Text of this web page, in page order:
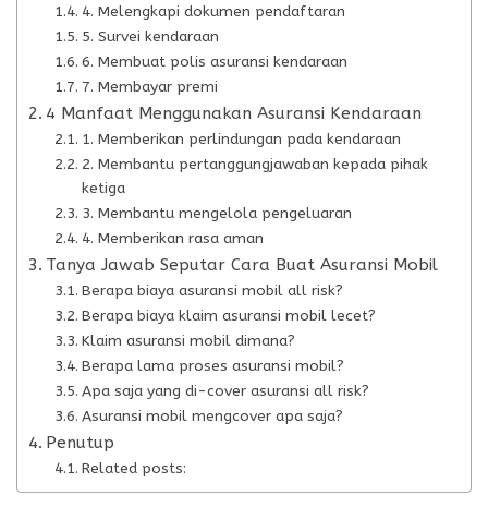
4. Melengkapi dokumen pendaftaran
5. Survei kendaraan
6. Membuat polis asuransi kendaraan
7. Membayar premi
4 Manfaat Menggunakan Asuransi Kendaraan
1. Memberikan perlindungan pada kendaraan
2. Membantu pertanggungjawaban kepada pihak
ketiga
3. Membantu mengelola pengeluaran
4. Memberikan rasa aman
Tanya Jawab Seputar Cara Buat Asuransi Mobil
Berapa biaya asuransi mobil all risk?
Berapa biaya klaim asuransi mobil lecet?
Klaim asuransi mobil dimana?
Berapa lama proses asuransi mobil?
Apa saja yang di-cover asuransi all risk?
Asuransi mobil mengcover apa saja?
Penutup
Related posts: